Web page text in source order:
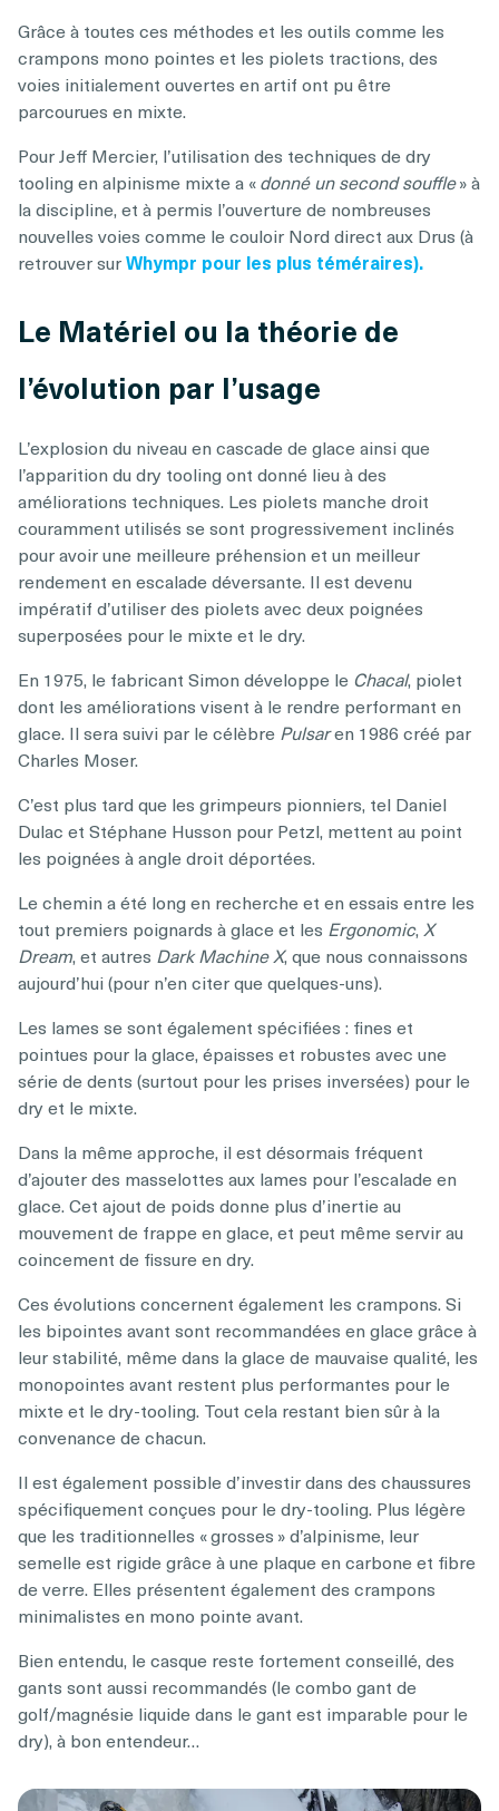
Grâce à toutes ces méthodes et les outils comme les
crampons mono pointes et les piolets tractions, des
voies initialement ouvertes en artif ont pu être
parcourues en mixte.
Pour Jeff Mercier, l’utilisation des techniques de dry
tooling en alpinisme mixte a «donné un second souffle» à
la discipline, et à permis l’ouverture de nombreuses
nouvelles voies comme le couloir Nord direct aux Drus (à
retrouver surWhympr pour les plus téméraires).
Le Matériel ou la théorie de
l’évolution par l’usage
L’explosion du niveau en cascade de glace ainsi que
l’apparition du dry tooling ont donné lieu à des
améliorations techniques. Les piolets manche droit
couramment utilisés se sont progressivement inclinés
pour avoir une meilleure préhension et un meilleur
rendement en escalade déversante. Il est devenu
impératif d’utiliser des piolets avec deux poignées
superposées pour le mixte et le dry.
En 1975, le fabricant Simon développe le Chacal, piolet
dont les améliorations visent à le rendre performant en
glace. Il sera suivi par le célèbre Pulsaren 1986 créé par
Charles Moser.
C’est plus tard que les grimpeurs pionniers, tel Daniel
Dulac et Stéphane Husson pour Petzl, mettent au point
les poignées à angle droit déportées.
Le chemin a été long en recherche et en essais entre les
tout premiers poignards à glace et les Ergonomic, X
Dream, et autres Dark Machine X, que nous connaissons
aujourd’hui (pour n’en citer que quelques-uns).
Les lames se sont également spécifiées : fines et
pointues pour la glace, épaisses et robustes avec une
série de dents (surtout pour les prises inversées) pour le
dry et le mixte.
Dans la même approche, il est désormais fréquent
d’ajouter des masselottes aux lames pour l’escalade en
glace. Cet ajout de poids donne plus d’inertie au
mouvement de frappe en glace, et peut même servir au
coincement de fissure en dry.
Ces évolutions concernent également les crampons. Si
les bipointes avant sont recommandées en glace grâce à
leur stabilité, même dans la glace de mauvaise qualité, les
monopointes avant restent plus performantes pour le
mixte et le dry-tooling. Tout cela restant bien sûr à la
convenance de chacun.
Il est également possible d’investir dans des chaussures
spécifiquement conçues pour le dry-tooling. Plus légère
que les traditionnelles « grosses » d’alpinisme, leur
semelle est rigide grâce à une plaque en carbone et fibre
de verre. Elles présentent également des crampons
minimalistes en mono pointe avant.
Bien entendu, le casque reste fortement conseillé, des
gants sont aussi recommandés (le combo gant de
golf/magnésie liquide dans le gant est imparable pour le
dry), à bon entendeur…